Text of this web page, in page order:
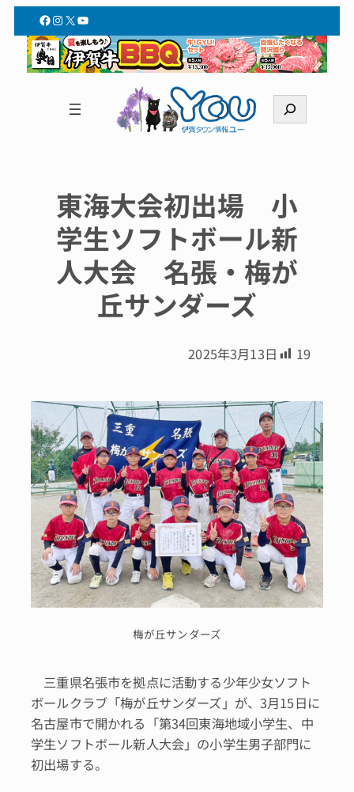
Facebook
Instagram
X YouTube
索
東海大会初出場 小
学生ソフトボール新
人大会 名張・梅が
丘サンダーズ
2025年3月13日 19
梅が丘サンダーズ
三重県名張市を拠点に活動する少年少女ソフト
ボールクラブ「梅が丘サンダーズ」が、3月15日に
名古屋市で開かれる「第34回東海地域小学生、中
学生ソフトボール新人大会」の小学生男子部門に
初出場する。